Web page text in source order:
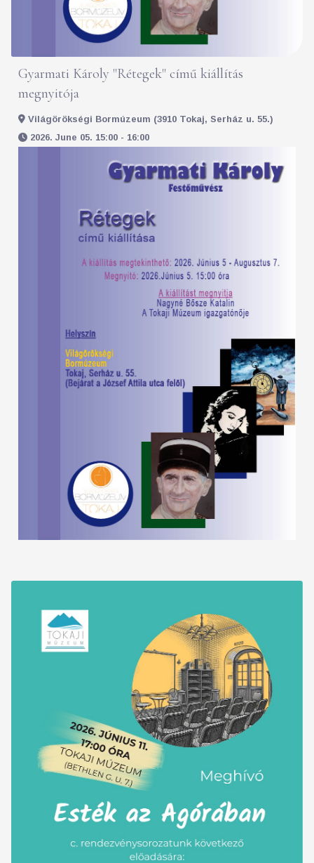
Gyarmati Károly "Rétegek" című kiállítás
megnyitója
Világörökségi Bormúzeum (3910 Tokaj, Serház u. 55.)
2026. June 05. 15:00 - 16:00